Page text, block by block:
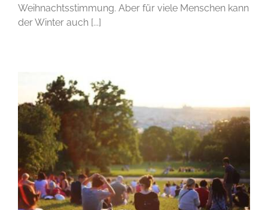
Weihnachtsstimmung. Aber für viele Menschen kann
der Winter auch [...]